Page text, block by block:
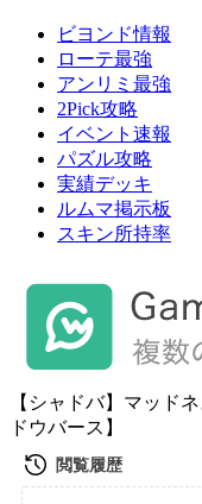
ビヨンド情報
ローテ最強
アンリミ最強
2Pick攻略
イベント速報
パズル攻略
実績デッキ
ルムマ掲示板
スキン所持率
【シャドバ】マッド
ドウバース】